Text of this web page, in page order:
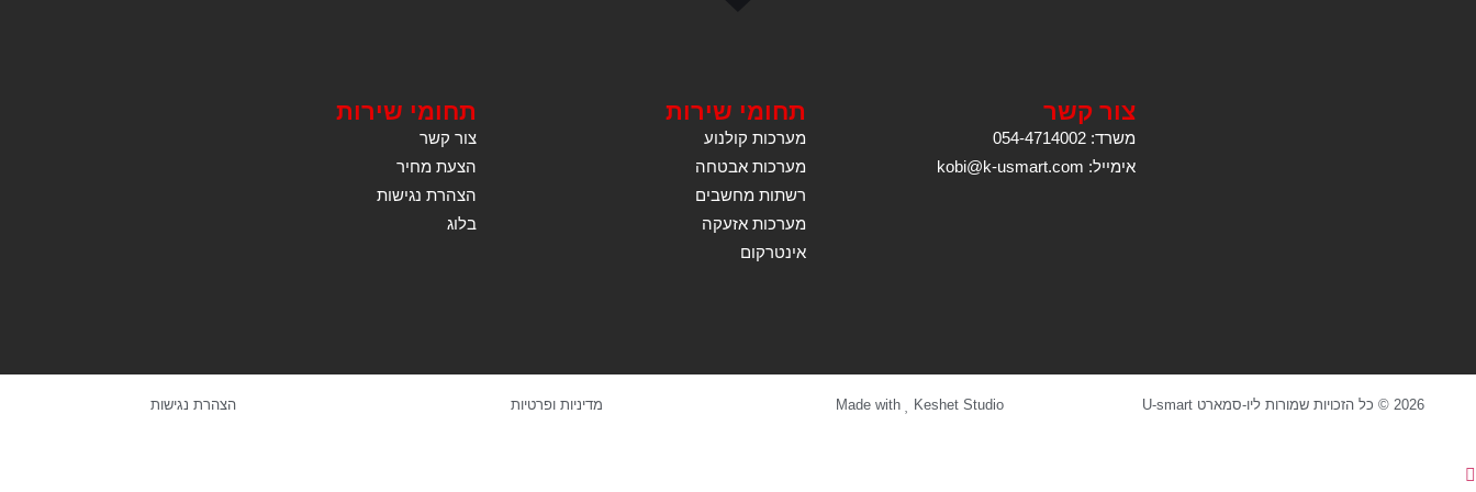
צור קשר
משרד: 054-4714002
אימייל: kobi@k-usmart.com
תחומי שירות
מערכות קולנוע
מערכות אבטחה
רשתות מחשבים
מערכות אזעקה
אינטרקום
תחומי שירות
צור קשר
הצעת מחיר
הצהרת נגישות
בלוג
2026 © כל הזכויות שמורות ליו-סמארט U-smart Made with Keshet Studio מדיניות ופרטיות הצהרת נגישות